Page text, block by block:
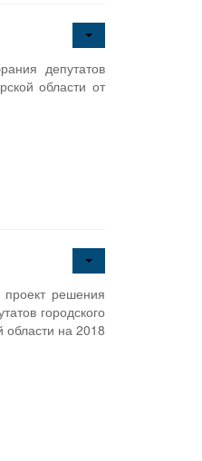
депутатов
области от
решения
городского
на 2018